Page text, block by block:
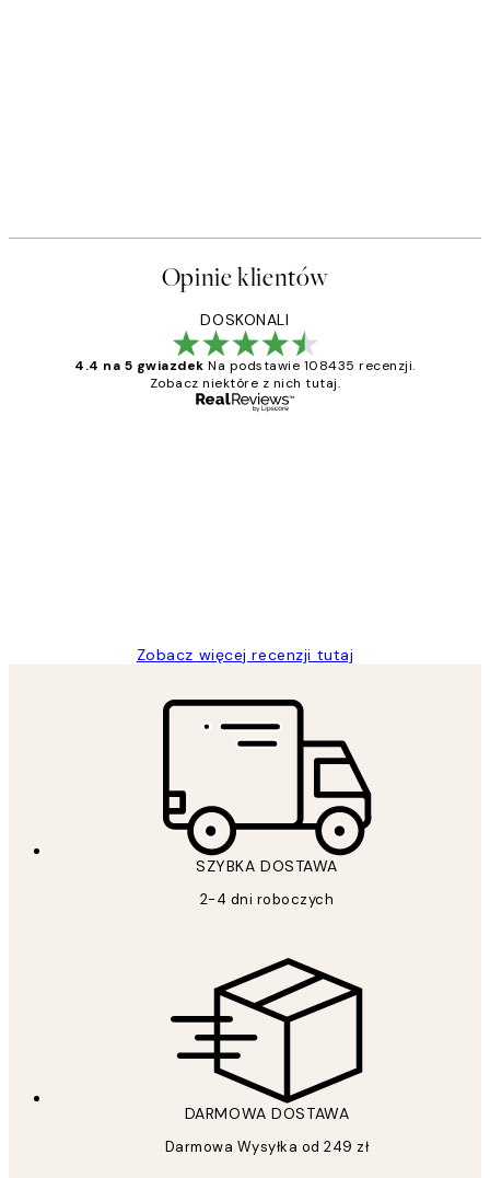
Opinie klientów
DOSKONALI
4.4 na 5 gwiazdek Na podstawie 108435 recenzji.
Zobacz niektóre z nich tutaj.
Zobacz więcej recenzji tutaj
SZYBKA DOSTAWA
2-4 dni roboczych
DARMOWA DOSTAWA
Darmowa Wysyłka od 249 zł